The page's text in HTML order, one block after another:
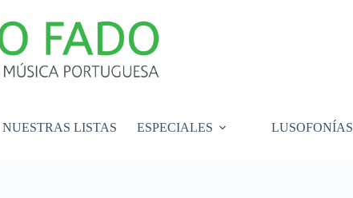
NUESTRAS LISTAS ESPECIALES LUSOFONÍAS